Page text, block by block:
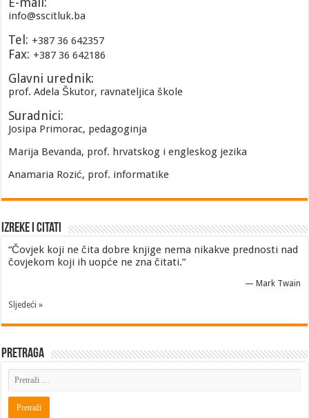
info@sscitluk.ba
Tel: +387 36 642357
Fax: +387 36 642186
Glavni urednik:
prof. Adela Škutor, ravnateljica škole
Suradnici:
Josipa Primorac, pedagoginja
Marija Bevanda, prof. hrvatskog i engleskog jezika
Anamaria Rozić, prof. informatike
Izreke i Citati
“Čovjek koji ne čita dobre knjige nema nikakve prednosti nad
čovjekom koji ih uopće ne zna čitati.”
— Mark Twain
Sljedeći »
Pretraga